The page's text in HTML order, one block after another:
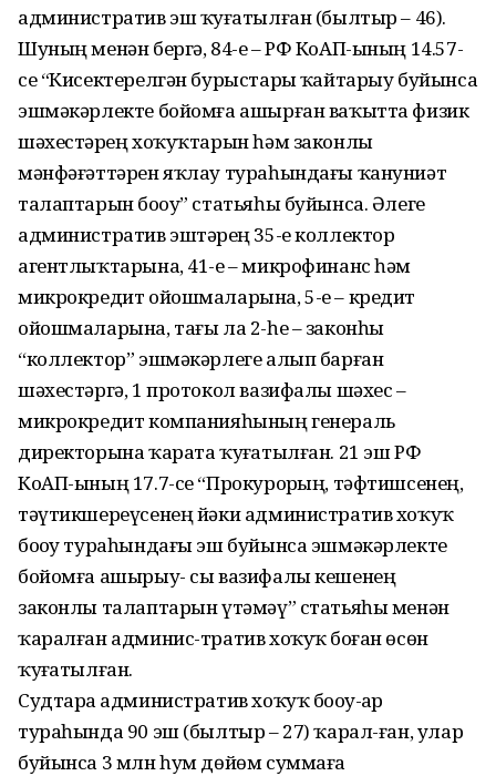
административ эш ҡуҙғатылған (былтыр – 46).
Шуның менән бергә, 84-е – РФ КоАП-ының 14.57-
се “Кисектерелгән бурыстарҙы ҡайтарыу буйынса
эшмәкәрлекте бойомға ашырған ваҡытта физик
шәхестәрҙең хоҡуҡтарын һәм законлы
мәнфәғәттәрен яҡлау тураһындағы ҡануниәт
талаптарын боҙоу” статьяһы буйынса. Әлеге
административ эштәрҙең 35-е коллектор
агентлыҡтарына, 41-е – микрофинанс һәм
микрокредит ойошмаларына, 5-е – кредит
ойошмаларына, тағы ла 2-һе – законһыҙ
“коллектор” эшмәкәрлеге алып барған
шәхестәргә, 1 протокол вазифалы шәхес –
микрокредит компанияһының генераль
директорына ҡарата ҡуҙғатылған. 21 эш РФ
КоАП-ының 17.7-се “Прокурорҙың, тәфтишсенең,
тәүтикшереүсенең йәки административ хоҡуҡ
боҙоу тураһындағы эш буйынса эшмәкәрлекте
бойомға ашырыу- сы вазифалы кешенең
законлы талаптарын үтәмәү” статьяһы менән
ҡаралған админис-тратив хоҡуҡ боҙған өсөн
ҡуҙғатылған.
Судтарҙа административ хоҡуҡ боҙоу-ҙар
тураһында 90 эш (былтыр – 27) ҡарал-ған, улар
буйынса 3 млн һум дөйөм суммаға